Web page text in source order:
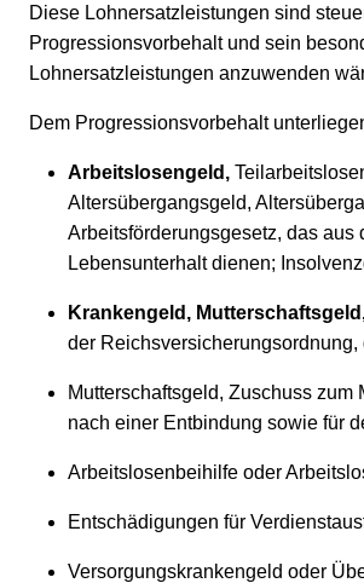
Diese Lohnersatzleistungen sind
Progressionsvorbehalt und sein
Lohnersatzleistungen anzuwenden
Dem Progressionsvorbehalt
Arbeitslosengeld,
Altersübergangsgeld,
Arbeitsförderungsgesetz, das
Lebensunterhalt dienen;
Krankengeld,
der
Mutterschaftsgeld, Zuschuss
nach einer Entbindung sowie für
Arbeitslosenbeihilfe oder
Entschädigungen für
Versorgungskrankengeld oder